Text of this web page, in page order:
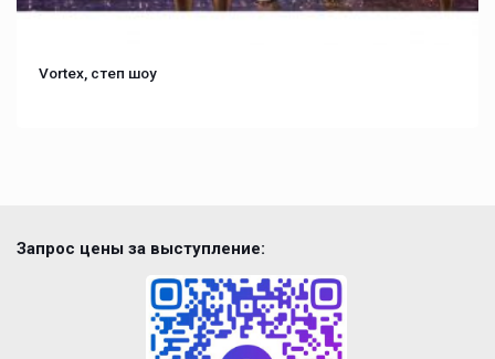
Vortex, степ шоу
Запрос цены за выступление: